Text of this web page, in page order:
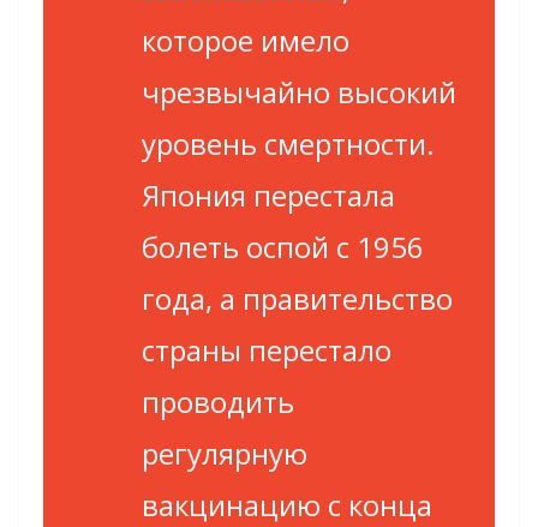
которое имело
чрезвычайно высокий
уровень смертности.
Япония перестала
болеть оспой с 1956
года, а правительство
страны перестало
проводить
регулярную
вакцинацию с конца